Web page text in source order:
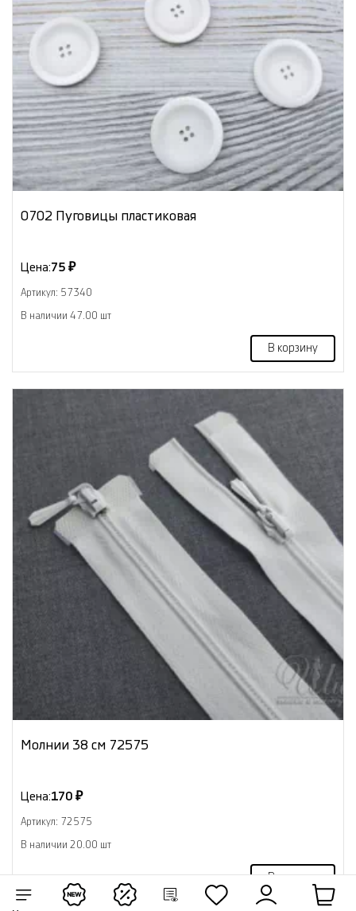
0702 Пуговицы пластиковая
Цена:75 ₽
Артикул: 57340
В наличии 47.00 шт
В корзину
Молнии 38 см 72575
Цена:170 ₽
Артикул: 72575
В наличии 20.00 шт
В корзину